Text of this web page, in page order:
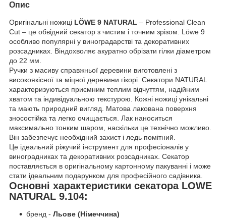
Опис
Оригінальні ножиці LÖWE 9 NATURAL – Professional Clean
Cut – це обвідний секатор з чистим і точним зрізом. Löwe 9
особливо популярні у виноградарстві та декоративних
розсадниках. Віндохволяє акуратно обрізати гілки діаметром
до 22 мм.
Ручки з масиву справжньої деревини виготовлені з
високоякісної та міцної деревини гікорі. Секатори NATURAL
характеризуються приємним теплим відчуттям, надійним
хватом та індивідуальною текстурою. Кожні ножиці унікальні
та мають природний вигляд. Матова лакована поверхня
зносостійка та легко очищається. Лак наноситься
максимально тонким шаром, наскільки це технічно можливо.
Він забезпечує необхідний захист і ледь помітний.
Це ідеальний ріжучий інструмент для професіоналів у
виноградниках та декоративних розсадниках. Секатор
поставляється в оригінальному картонному пакуванні і може
стати ідеальним подарунком для професійного садівника.
Основні характеристики секатора LOWE
NATURAL 9.104:
бренд - Льове (Німеччина)